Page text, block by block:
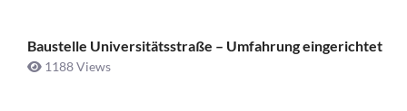
Baustelle Universitätsstraße ­– Umfahrung eingerichtet
1188 Views